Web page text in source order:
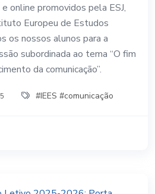
online promovidos pela ESJ,
Europeu de Estudos
os nossos alunos para a
subordinada ao tema “O fim
da comunicação”.
#IEES #comunicação